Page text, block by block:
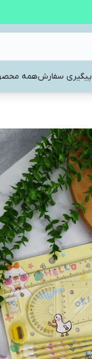
پیگیری سفارشهمه